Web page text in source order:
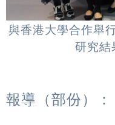
與香港大學合作舉
研究結
報導（部份）：